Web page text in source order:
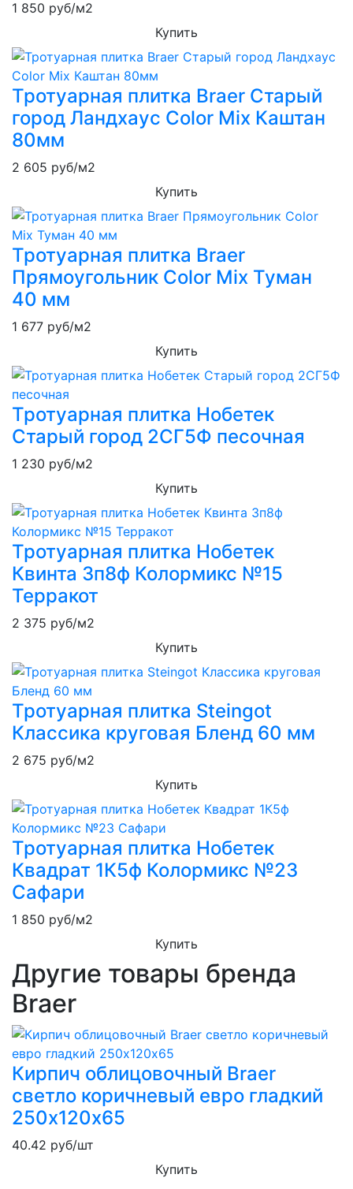
1 850 руб/м2
Купить
Тротуарная плитка Braer Старый
город Ландхаус Color Mix Каштан
80мм
2 605 руб/м2
Купить
Тротуарная плитка Braer
Прямоугольник Color Mix Туман
40 мм
1 677 руб/м2
Купить
Тротуарная плитка Нобетек
Старый город 2СГ5Ф песочная
1 230 руб/м2
Купить
Тротуарная плитка Нобетек
Квинта 3п8ф Колормикс №15
Терракот
2 375 руб/м2
Купить
Тротуарная плитка Steingot
Классика круговая Бленд 60 мм
2 675 руб/м2
Купить
Тротуарная плитка Нобетек
Квадрат 1К5ф Колормикс №23
Сафари
1 850 руб/м2
Купить
Другие товары бренда
Braer
Кирпич облицовочный Braer
светло коричневый евро гладкий
250х120х65
40.42 руб/шт
Купить